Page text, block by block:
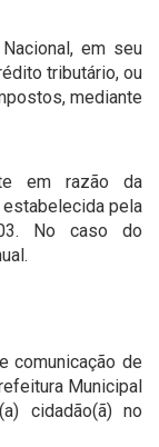
em seu
tributário, ou
mediante
em razão da
pela
No caso do
comunicação de
Municipal
cidadão(ã) no